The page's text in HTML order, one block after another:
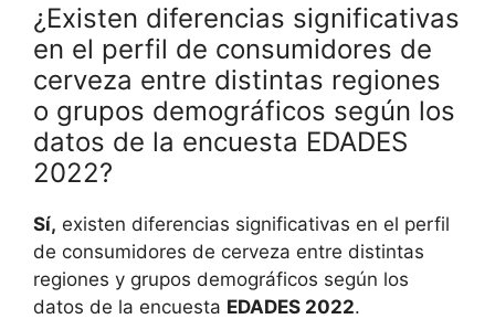
¿Existen diferencias significativas
en el perfil de consumidores de
cerveza entre distintas regiones
o grupos demográficos según los
datos de la encuesta EDADES
2022?
Sí, existen diferencias significativas en el perfil
de consumidores de cerveza entre distintas
regiones y grupos demográficos según los
datos de la encuesta EDADES 2022.